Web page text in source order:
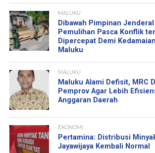
MALUKU
Dibawah Pimpinan
Pemulihan Pasca Konflik
Dipercepat Demi
Maluku
MALUKU
Maluku Alami Defisit, MRC
Pemprov Agar Lebih
Anggaran Daerah
EKONOMI
Pertamina: Distribusi
Jayawijaya Kembali Normal